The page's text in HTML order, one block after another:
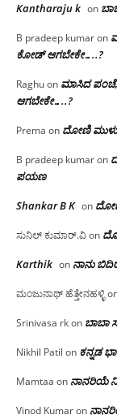
Kantharaju k on
B pradeep kumaron
ಕೋಡ್ ಆಗಬೇಕೇ…..?‌
Raghuon ಮಾಸಿದ
ಆಗಬೇಕೇ…..?‌
Prema on ದೋಣಿ
B pradeep kumaron
ಪಯಣ
Shankar B K on
ಸುನಿಲ್ ಕುಮಾರ್.ವಿon
Karthik on ನಾನು
ಮಂಜುನಾಥ್ ಹೆತ್ತೇನಹಳ್ಳಿ
Srinivasa rkon ಬಾಬಾ
Nikhil Patil on ಕನ್ನಡ
Mamtaa on ನಾನರಿಯೆ
Vinod Kumaron